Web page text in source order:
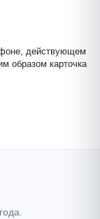
действующем
образом карточка
бани